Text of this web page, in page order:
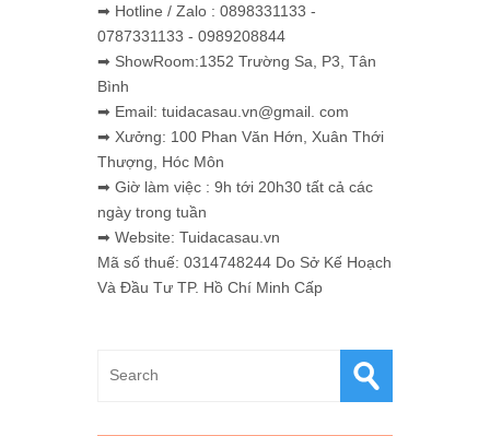
➡ Hotline / Zalo : 0898331133 -
0787331133 - 0989208844
➡ ShowRoom:1352 Trường Sa, P3, Tân
Bình
➡ Email: tuidacasau.vn@gmail. com
➡ Xưởng: 100 Phan Văn Hớn, Xuân Thới
Thượng, Hóc Môn
➡ Giờ làm việc : 9h tới 20h30 tất cả các
ngày trong tuần
➡ Website: Tuidacasau.vn
Mã số thuế: 0314748244 Do Sở Kế Hoạch
Và Đầu Tư TP. Hồ Chí Minh Cấp